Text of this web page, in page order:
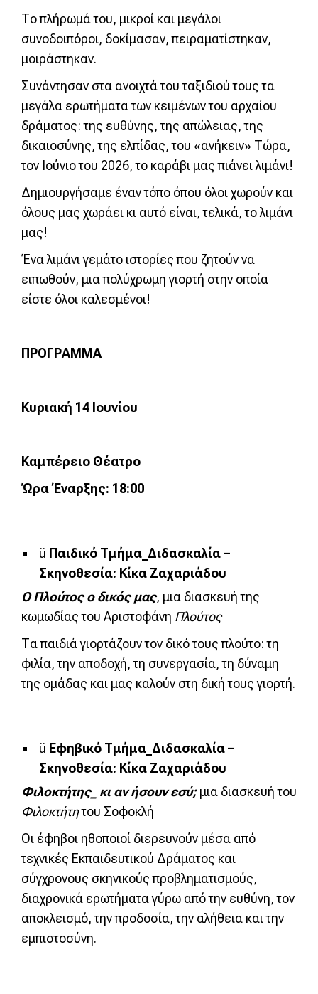
Το πλήρωμά του, μικροί και μεγάλοι
συνοδοιπόροι, δοκίμασαν, πειραματίστηκαν,
μοιράστηκαν.
Συνάντησαν στα ανοιχτά του ταξιδιού τους τα
μεγάλα ερωτήματα των κειμένων του αρχαίου
δράματος: της ευθύνης, της απώλειας, της
δικαιοσύνης, της ελπίδας, του «ανήκειν» Τώρα,
τον Ιούνιο του 2026, το καράβι μας πιάνει λιμάνι!
Δημιουργήσαμε έναν τόπο όπου όλοι χωρούν και
όλους μας χωράει κι αυτό είναι, τελικά, το λιμάνι
μας!
Ένα λιμάνι γεμάτο ιστορίες που ζητούν να
ειπωθούν, μια πολύχρωμη γιορτή στην οποία
είστε όλοι καλεσμένοι!
ΠΡΟΓΡΑΜΜΑ
Κυριακή 14 Ιουνίου
Καμπέρειο Θέατρο
Ώρα Έναρξης: 18:00
ü Παιδικό Τμήμα_Διδασκαλία –
Σκηνοθεσία: Κίκα Ζαχαριάδου
Ο Πλούτος ο δικός μας, μια διασκευή της
κωμωδίας του Αριστοφάνη Πλούτος
Τα παιδιά γιορτάζουν τον δικό τους πλούτο: τη
φιλία, την αποδοχή, τη συνεργασία, τη δύναμη
της ομάδας και μας καλούν στη δική τους γιορτή.
ü Εφηβικό Τμήμα_Διδασκαλία –
Σκηνοθεσία: Κίκα Ζαχαριάδου
Φιλοκτήτης_ κι αν ήσουν εσύ;μια διασκευή του
Φιλοκτήτητου Σοφοκλή
Οι έφηβοι ηθοποιοί διερευνούν μέσα από
τεχνικές Εκπαιδευτικού Δράματος και
σύγχρονους σκηνικούς προβληματισμούς,
διαχρονικά ερωτήματα γύρω από την ευθύνη, τον
αποκλεισμό, την προδοσία, την αλήθεια και την
εμπιστοσύνη.